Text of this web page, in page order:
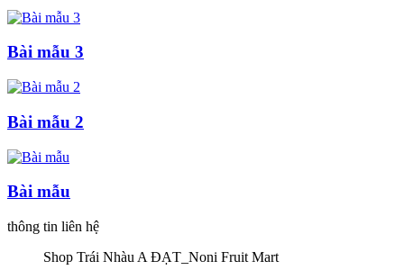
Bài mẫu 3
Bài mẫu 2
Bài mẫu
thông tin liên hệ
Shop Trái Nhàu A ĐẠT_Noni Fruit Mart